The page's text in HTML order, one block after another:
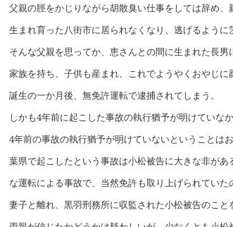
父親の脛をかじりながら胡散臭い仕事をしては辞め、
生まれ育った八街市に居られなくなり、逃げるように
そんな父親を思ってか、恵さんとの間に生まれた長男
家族を持ち、子供も産まれ、これでようやくおやじ
誕生の一か月後、無免許運転で逮捕されてしまう。
しかも4年前に起こした事故の執行猶予が明けていな
4年前の事故の執行猶予が明けていないということは
葉県で起こしたという事故は小松被告に大きな非が
な運転による事故で、当然免許も取り上げられていた
妻子と離れ、黒羽刑務所に収監された小松被告のこ